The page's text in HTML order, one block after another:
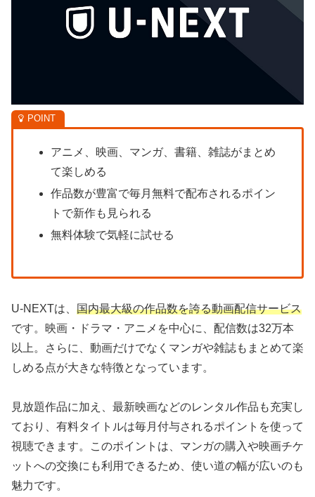
アニメ、映画、マンガ、書籍、雑誌がまとめ
て楽しめる
作品数が豊富で毎月無料で配布されるポイン
トで新作も見られる
無料体験で気軽に試せる
U-NEXTは、 国内最大級の作品数を誇る動画配信サービス
です。映画・ドラマ・アニメを中心に、配信数は32万本
以上。さらに、動画だけでなくマンガや雑誌もまとめて楽
しめる点が大きな特徴となっています。
見放題作品に加え、最新映画などのレンタル作品も充実し
ており、有料タイトルは毎月付与されるポイントを使って
視聴できます。このポイントは、マンガの購入や映画チケ
ットへの交換にも利用できるため、使い道の幅が広いのも
魅力です。